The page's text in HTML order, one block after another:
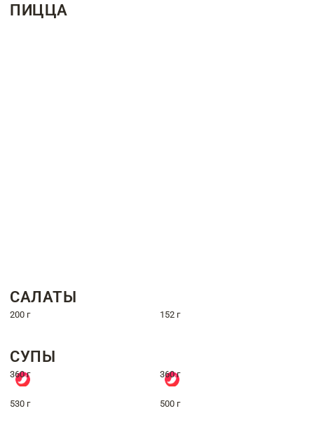
ПИЦЦА
САЛАТЫ
200 г 152 г
СУПЫ
360 г 360 г
530 г 500 г